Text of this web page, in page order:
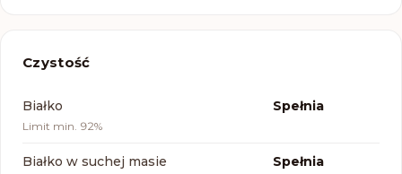
Czystość
Parametr
Białko
Limit min. 92%
Spełnia
Białko w suchej masie Spełnia